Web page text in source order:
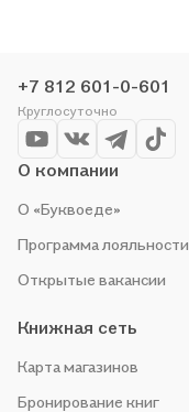
+7 812 601-0-601
Круглосуточно
О компании
О «Буквоеде»
Программа лояльности
Открытые вакансии
Книжная сеть
Карта магазинов
Бронирование книг